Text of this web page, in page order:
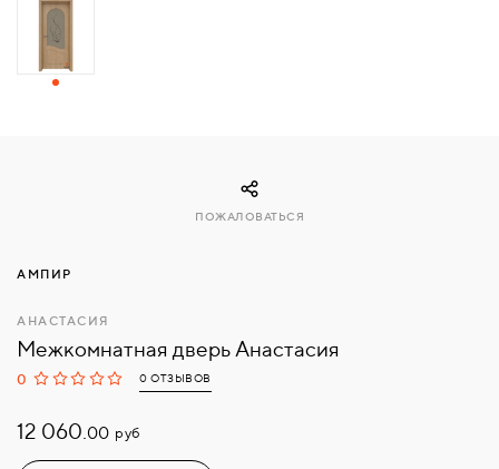
СВЯЗАТЬСЯ
АМПИР
АНАСТАСИЯ
Межкомнатная дверь Анастасия
0 0 ОТЗЫВОВ
12 060.00 руб
ПОЖАЛОВАТЬСЯ